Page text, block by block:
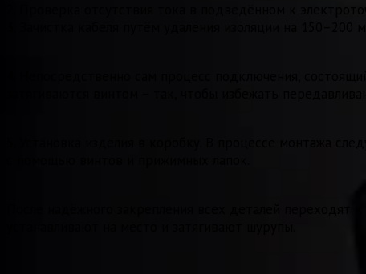
2. Проверка отсутствия тока в подведённом к
3. Зачистка кабеля путём удаления изоляции на
4. Непосредственно сам процесс подключения,
затягиваются винтом – так, чтобы избежать
5. Установка изделия в коробку. В процессе монтажа
После надёжного закрепления всех деталей